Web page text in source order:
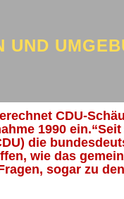
UND
CDU-
1990 ein.“Seit
die
wie das
sogar zu den